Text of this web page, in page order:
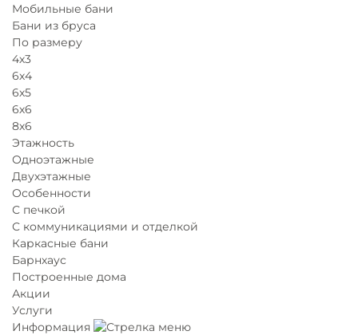
Мобильные бани
Бани из бруса
По размеру
4х3
6х4
6х5
6х6
8х6
Этажность
Одноэтажные
Двухэтажные
Особенности
С печкой
С коммуникациями и отделкой
Каркасные бани
Барнхаус
Построенные дома
Акции
Услуги
Информация